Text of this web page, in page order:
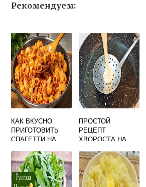
Рекомендуем:
КАК ВКУСНО
ПРИГОТОВИТЬ
СПАГЕТТИ НА
ПРОСТОЙ
РЕЦЕПТ
ХВОРОСТА НА
ВКУСНЫЙ